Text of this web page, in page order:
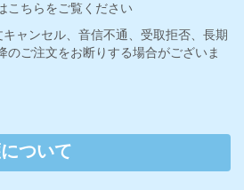
こちらをご覧ください
ャンセル、音信不通、受取拒否、長期
のご注文をお断りする場合がございま
ついて